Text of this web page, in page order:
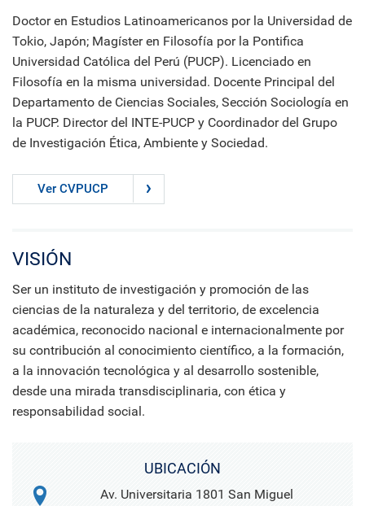
Doctor en Estudios Latinoamericanos por la Universidad de
Tokio, Japón; Magíster en Filosofía por la Pontifica
Universidad Católica del Perú (PUCP). Licenciado en
Filosofía en la misma universidad. Docente Principal del
Departamento de Ciencias Sociales, Sección Sociología en
la PUCP. Director del INTE-PUCP y Coordinador del Grupo
de Investigación Ética, Ambiente y Sociedad.
Ver CVPUCP
VISIÓN
Ser un instituto de investigación y promoción de las
ciencias de la naturaleza y del territorio, de excelencia
académica, reconocido nacional e internacionalmente por
su contribución al conocimiento científico, a la formación,
a la innovación tecnológica y al desarrollo sostenible,
desde una mirada transdisciplinaria, con ética y
responsabilidad social.
UBICACIÓN
Av. Universitaria 1801 San Miguel